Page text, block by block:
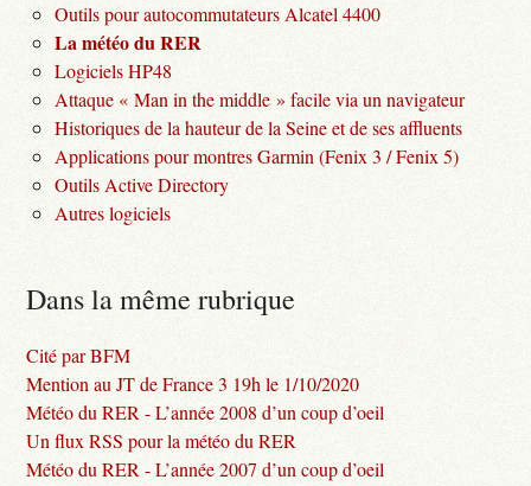
Outils pour autocommutateurs Alcatel 4400
La météo du RER
Logiciels HP48
Attaque « Man in the middle » facile via un navigateur
Historiques de la hauteur de la Seine et de ses affluents
Applications pour montres Garmin (Fenix 3 / Fenix 5)
Outils Active Directory
Autres logiciels
Dans la même rubrique
Cité par BFM
Mention au JT de France 3 19h le 1/10/2020
Météo du RER - L’année 2008 d’un coup d’oeil
Un flux RSS pour la météo du RER
Météo du RER - L’année 2007 d’un coup d’oeil